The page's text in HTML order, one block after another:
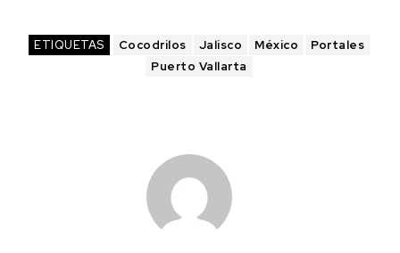
ETIQUETAS Cocodrilos Jalisco México
Portales
Puerto Vallarta